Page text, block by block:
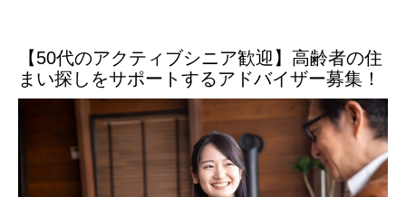
【50代のアクティブシニア歓迎】高齢者の住
まい探しをサポートするアドバイザー募集！